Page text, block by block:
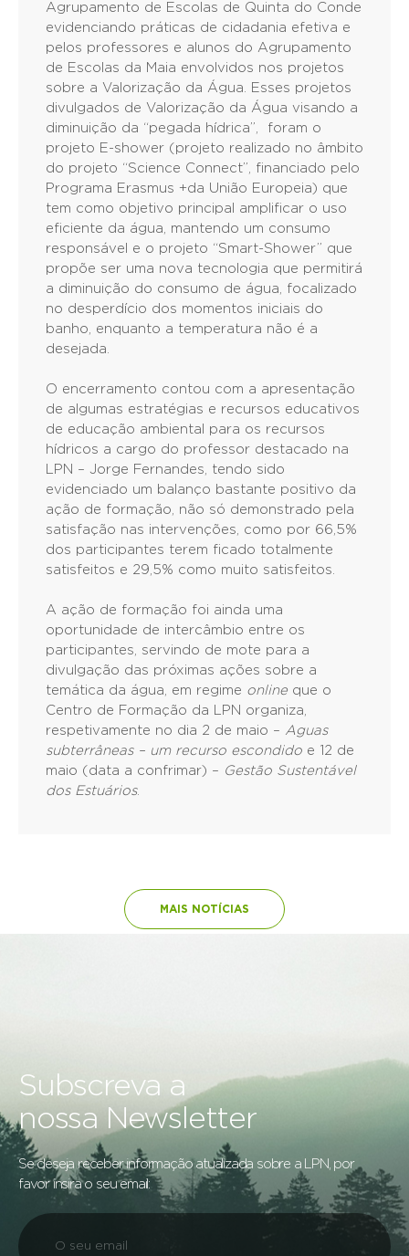
Agrupamento de Escolas de Quinta do Conde
evidenciando práticas de cidadania efetiva e
pelos professores e alunos do Agrupamento
de Escolas da Maia envolvidos nos projetos
sobre a Valorização da Água. Esses projetos
divulgados de Valorização da Água visando a
diminuição da “pegada hídrica”, foram o
projeto E-shower (projeto realizado no âmbito
do projeto “Science Connect”, financiado pelo
Programa Erasmus +da União Europeia) que
tem como objetivo principal amplificar o uso
eficiente da água, mantendo um consumo
responsável e o projeto “Smart-Shower” que
propõe ser uma nova tecnologia que permitirá
a diminuição do consumo de água, focalizado
no desperdício dos momentos iniciais do
banho, enquanto a temperatura não é a
desejada.
O encerramento contou com a apresentação
de algumas estratégias e recursos educativos
de educação ambiental para os recursos
hídricos a cargo do professor destacado na
LPN – Jorge Fernandes, tendo sido
evidenciado um balanço bastante positivo da
ação de formação, não só demonstrado pela
satisfação nas intervenções, como por 66,5%
dos participantes terem ficado totalmente
satisfeitos e 29,5% como muito satisfeitos.
A ação de formação foi ainda uma
oportunidade de intercâmbio entre os
participantes, servindo de mote para a
divulgação das próximas ações sobre a
temática da água, em regime online que o
Centro de Formação da LPN organiza,
respetivamente no dia 2 de maio – Aguas
subterrâneas – um recurso escondido e 12 de
maio (data a confrimar) – Gestão Sustentável
dos Estuários.
MAIS NOTÍCIAS
Subscreva a
nossa Newsletter
Se deseja receber informação atualizada sobre a LPN, por
favor insira o seu email: